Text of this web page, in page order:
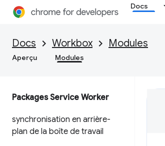
Docs
Docs Workbox Modules
Aperçu Modules
Packages Service Worker
synchronisation en arrière-
plan de la boîte de travail